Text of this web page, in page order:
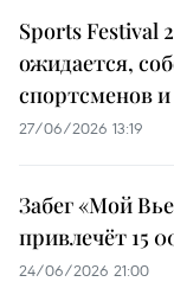
Sports Festival
ожидается,
спортсменов и
27/06/2026 13:19
Забег «Мой
привлечёт 15
24/06/2026 21:00